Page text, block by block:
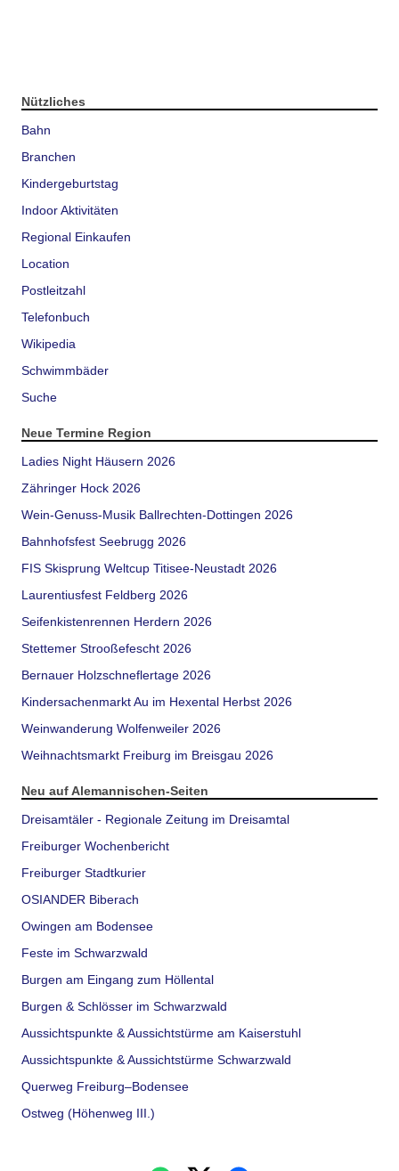
Nützliches
Bahn
Branchen
Kindergeburtstag
Indoor Aktivitäten
Regional Einkaufen
Location
Postleitzahl
Telefonbuch
Wikipedia
Schwimmbäder
Suche
Neue Termine Region
Ladies Night Häusern 2026
Zähringer Hock 2026
Wein-Genuss-Musik Ballrechten-Dottingen 2026
Bahnhofsfest Seebrugg 2026
FIS Skisprung Weltcup Titisee-Neustadt 2026
Laurentiusfest Feldberg 2026
Seifenkistenrennen Herdern 2026
Stettemer Strooßefescht 2026
Bernauer Holzschneflertage 2026
Kindersachenmarkt Au im Hexental Herbst 2026
Weinwanderung Wolfenweiler 2026
Weihnachtsmarkt Freiburg im Breisgau 2026
Neu auf Alemannischen-Seiten
Dreisamtäler - Regionale Zeitung im Dreisamtal
Freiburger Wochenbericht
Freiburger Stadtkurier
OSIANDER Biberach
Owingen am Bodensee
Feste im Schwarzwald
Burgen am Eingang zum Höllental
Burgen & Schlösser im Schwarzwald
Aussichtspunkte & Aussichtstürme am Kaiserstuhl
Aussichtspunkte & Aussichtstürme Schwarzwald
Querweg Freiburg–Bodensee
Ostweg (Höhenweg III.)